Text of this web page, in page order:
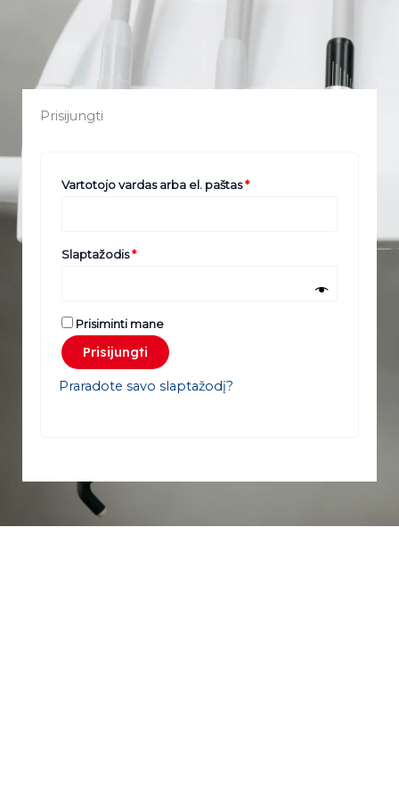
Prisijungti
Vartotojo vardas arba el. paštas*
Slaptažodis*
Prisiminti mane
Prisijungti
Praradote savo slaptažodį?